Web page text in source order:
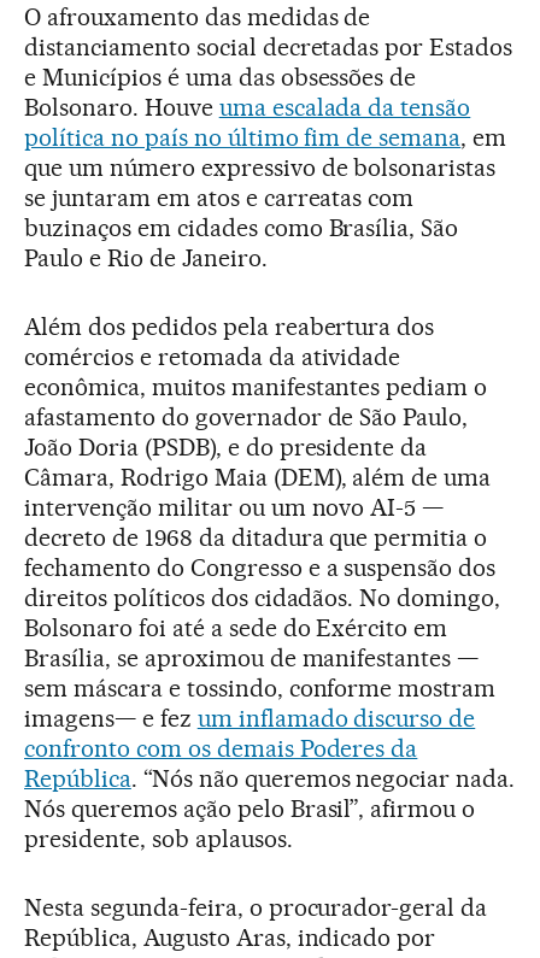
O afrouxamento das medidas de
distanciamento social decretadas por Estados
e Municípios é uma das obsessões de
Bolsonaro. Houve uma escalada da tensão
política no país no último fim de semana, em
que um número expressivo de bolsonaristas
se juntaram em atos e carreatas com
buzinaços em cidades como Brasília, São
Paulo e Rio de Janeiro.
Além dos pedidos pela reabertura dos
comércios e retomada da atividade
econômica, muitos manifestantes pediam o
afastamento do governador de São Paulo,
João Doria (PSDB), e do presidente da
Câmara, Rodrigo Maia (DEM), além de uma
intervenção militar ou um novo AI-5 —
decreto de 1968 da ditadura que permitia o
fechamento do Congresso e a suspensão dos
direitos políticos dos cidadãos. No domingo,
Bolsonaro foi até a sede do Exército em
Brasília, se aproximou de manifestantes —
sem máscara e tossindo, conforme mostram
imagens— e fez um inflamado discurso de
confronto com os demais Poderes da
República. “Nós não queremos negociar nada.
Nós queremos ação pelo Brasil”, afirmou o
presidente, sob aplausos.
Nesta segunda-feira, o procurador-geral da
República, Augusto Aras, indicado por